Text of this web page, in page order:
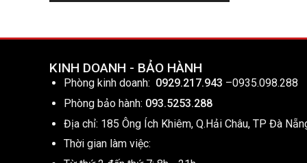
KINH DOANH - BẢO HÀNH
Phòng kinh doanh: 0929.217.943 –0935.098.288
Phòng bảo hành: 093.5253.288
Địa chỉ: 185 Ông Ích Khiêm, Q.Hải Châu, TP Đà
Thời gian làm việc: